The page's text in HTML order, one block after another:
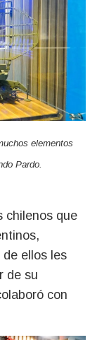
elementos
Pardo.
chilenos que
de ellos les
de su
con